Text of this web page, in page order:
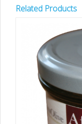
Related Products